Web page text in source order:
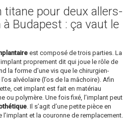
titane pour deux allers-
Budapest : ça vaut le
est composé de trois parties. La
proprement dit qui joue le rôle de
la forme d’une vis que le chirurgien-
alvéolaire (l’os de la mâchoire). Afin
cet implant est fait en matériau
ou polymère. Une fois fixé, l’implant peut
. Il s’agit d’une petite pièce en
et la couronne de remplacement.